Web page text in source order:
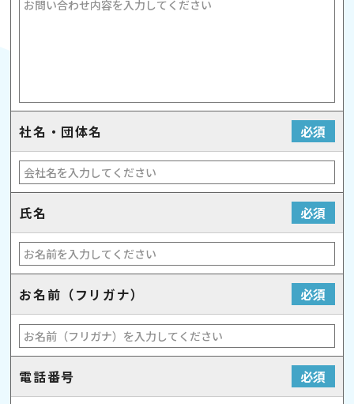
社名・団体名 必須
氏名 必須
お名前（フリガナ） 必須
電話番号 必須